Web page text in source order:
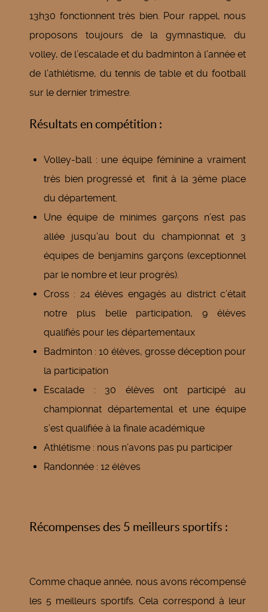
13h30 fonctionnent très bien. Pour rappel, nous
proposons toujours de la gymnastique, du
volley, de l’escalade et du badminton à l’année et
de l’athlétisme, du tennis de table et du football
sur le dernier trimestre.
Résultats en compétition :
Volley-ball : une équipe féminine a vraiment
très bien progressé et finit à la 3ème place
du département.
Une équipe de minimes garçons n’est pas
allée jusqu’au bout du championnat et 3
équipes de benjamins garçons (exceptionnel
par le nombre et leur progrès).
Cross : 24 élèves engagés au district c’était
notre plus belle participation, 9 élèves
qualifiés pour les départementaux
Badminton : 10 élèves, grosse déception pour
la participation
Escalade : 30 élèves ont participé au
championnat départemental et une équipe
s’est qualifiée à la finale académique
Athlétisme : nous n’avons pas pu participer
Randonnée : 12 élèves
Récompenses des 5 meilleurs sportifs :
Comme chaque année, nous avons récompensé
les 5 meilleurs sportifs. Cela correspond à leur